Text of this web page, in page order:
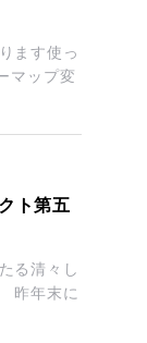
ます使っ
マップ変
ト第五
る清々し
昨年末に